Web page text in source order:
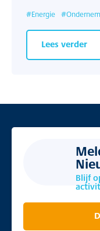
#Energie #
Lees verder
Blijf